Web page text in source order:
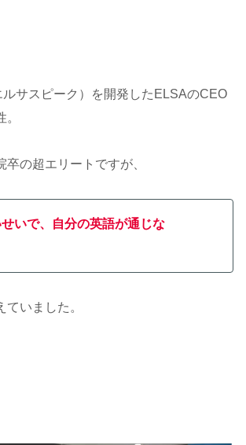
ルサスピーク）を開発したELSAのCEO
卒の超エリートですが、
せいで、自分の英語が通じな
ていました。